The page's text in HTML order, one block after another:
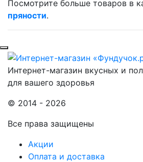
Посмотрите больше товаров в
пряности.
Интернет-магазин вкусных и
для вашего здоровья
© 2014 - 2026
Все права защищены
Акции
Оплата и доставка